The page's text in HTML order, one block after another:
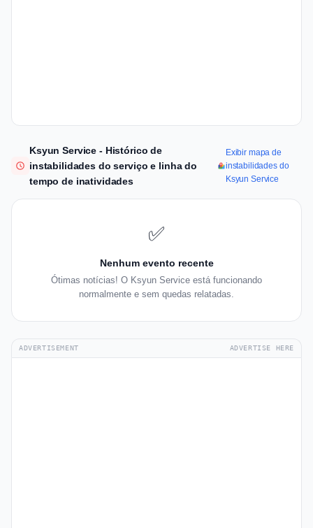
Ksyun Service - Histórico de
instabilidades do serviço e linha do
tempo de inatividades
Exibir mapa de
instabilidades do
Ksyun Service
✅
Nenhum evento recente
Ótimas notícias! O Ksyun Service está funcionando
normalmente e sem quedas relatadas.
ADVERTISEMENT ADVERTISE HERE